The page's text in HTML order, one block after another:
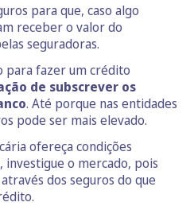
para que, caso algo
receber o valor do
seguradoras.
para fazer um crédito
de subscrever os
. Até porque nas entidades
pode ser mais elevado.
ofereça condições
investigue o mercado, pois
dos seguros do que